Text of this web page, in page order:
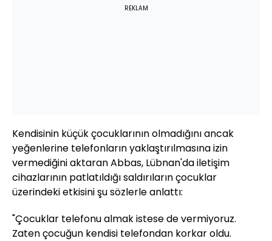
REKLAM
Kendisinin küçük çocuklarının olmadığını ancak
yeğenlerine telefonların yaklaştırılmasına izin
vermediğini aktaran Abbas, Lübnan'da iletişim
cihazlarının patlatıldığı saldırıların çocuklar
üzerindeki etkisini şu sözlerle anlattı:
"Çocuklar telefonu almak istese de vermiyoruz.
Zaten çocuğun kendisi telefondan korkar oldu.